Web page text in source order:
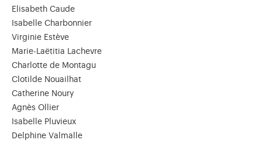
Elisabeth Caude
Isabelle Charbonnier
Virginie Estève
Marie-Laëtitia Lachevre
Charlotte de Montagu
Clotilde Nouailhat
Catherine Noury
Agnès Ollier
Isabelle Pluvieux
Delphine Valmalle